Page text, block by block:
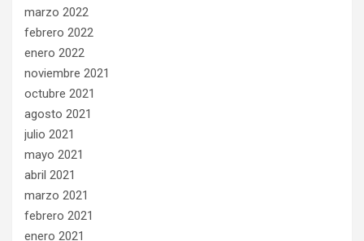
marzo 2022
febrero 2022
enero 2022
noviembre 2021
octubre 2021
agosto 2021
julio 2021
mayo 2021
abril 2021
marzo 2021
febrero 2021
enero 2021